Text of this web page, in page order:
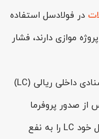
در فولادسل استفاده
موازی دارند، فشار
برای خریدهای عمده و شرکتی، اعتبار اسنادی داخلی ریالی (LC)
صدور پروفرما
توسط فولادسل، شما از طریق بانک عامل خود LC را به نفع